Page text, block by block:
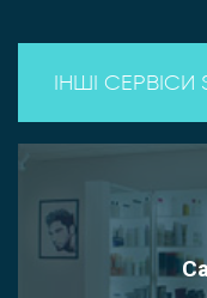
ІНШІ СЕРВІСИ